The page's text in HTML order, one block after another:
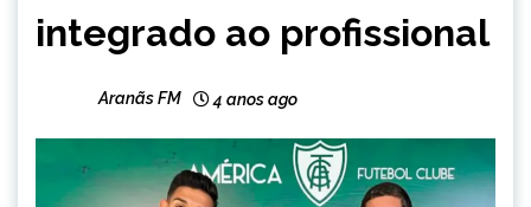
integrado ao profissional
Aranãs FM 4 anos ago